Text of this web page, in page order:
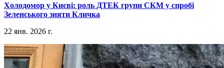
​Холодомор у Києві: роль ДТЕК групи СКМ у спробі
Зеленського зняти Кличка
22 янв. 2026 г.